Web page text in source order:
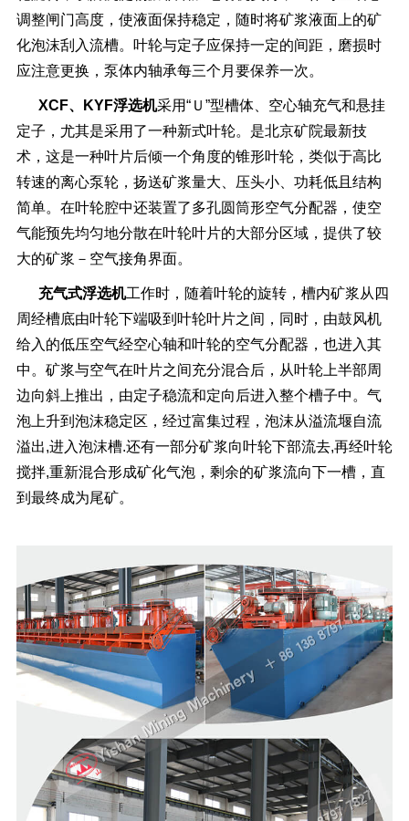
调整闸门高度，使液面保持稳定，随时将矿浆液面上的矿
化泡沫刮入流槽。叶轮与定子应保持一定的间距，磨损时
应注意更换，泵体内轴承每三个月要保养一次。
XCF、KYF浮选机采用“Ｕ”型槽体、空心轴充气和悬挂
定子，尤其是采用了一种新式叶轮。是北京矿院最新技
术，这是一种叶片后倾一个角度的锥形叶轮，类似于高比
转速的离心泵轮，扬送矿浆量大、压头小、功耗低且结构
简单。在叶轮腔中还装置了多孔圆筒形空气分配器，使空
气能预先均匀地分散在叶轮叶片的大部分区域，提供了较
大的矿浆－空气接角界面。
充气式浮选机工作时，随着叶轮的旋转，槽内矿浆从四
周经槽底由叶轮下端吸到叶轮叶片之间，同时，由鼓风机
给入的低压空气经空心轴和叶轮的空气分配器，也进入其
中。矿浆与空气在叶片之间充分混合后，从叶轮上半部周
边向斜上推出，由定子稳流和定向后进入整个槽子中。气
泡上升到泡沫稳定区，经过富集过程，泡沫从溢流堰自流
溢出,进入泡沫槽.还有一部分矿浆向叶轮下部流去,再经叶轮
搅拌,重新混合形成矿化气泡，剩余的矿浆流向下一槽，直
到最终成为尾矿。